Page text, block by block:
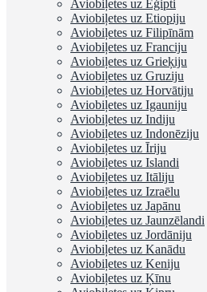
Aviobiļetes uz Ēģipti
Aviobiļetes uz Etiopiju
Aviobiļetes uz Filipīnām
Aviobiļetes uz Franciju
Aviobiļetes uz Grieķiju
Aviobiļetes uz Gruziju
Aviobiļetes uz Horvātiju
Aviobiļetes uz Igauniju
Aviobiļetes uz Indiju
Aviobiļetes uz Indonēziju
Aviobiļetes uz Īriju
Aviobiļetes uz Islandi
Aviobiļetes uz Itāliju
Aviobiļetes uz Izraēlu
Aviobiļetes uz Japānu
Aviobiļetes uz Jaunzēlandi
Aviobiļetes uz Jordāniju
Aviobiļetes uz Kanādu
Aviobiļetes uz Keniju
Aviobiļetes uz Ķīnu